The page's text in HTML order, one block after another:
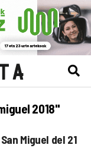
2018"
Miguel del 21